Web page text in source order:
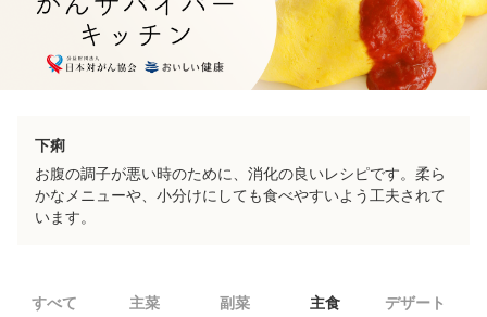
下痢
お腹の調子が悪い時のために、消化の良いレシピです。柔ら
かなメニューや、小分けにしても食べやすいよう工夫されて
います。
すべて 主菜 副菜 主食 デザート